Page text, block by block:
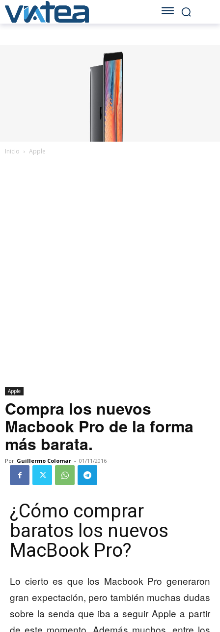
Inicio Apple
Apple
Compra los nuevos
Macbook Pro de la forma
más barata.
Por Guillermo Colomar - 01/11/2016
¿Cómo comprar
baratos los nuevos
MacBook Pro?
Lo cierto es que los Macbook Pro generaron
gran expectación, pero también muchas dudas
sobre la senda que iba a seguir Apple a partir